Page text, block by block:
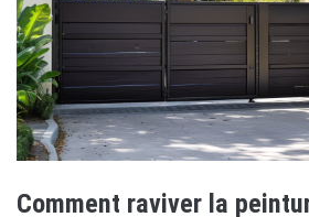
Comment raviver la